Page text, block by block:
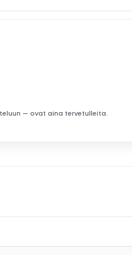
— ovat aina tervetulleita.